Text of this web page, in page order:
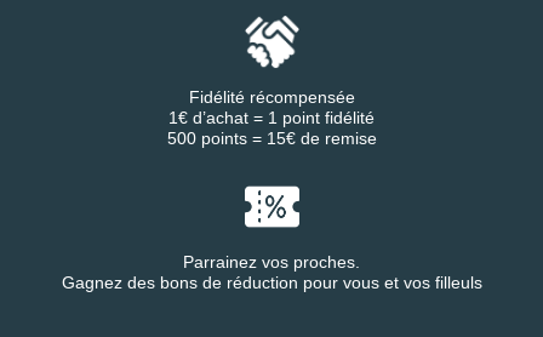
Fidélité récompensée
1€ d’achat = 1 point fidélité
500 points = 15€ de remise
Parrainez vos proches.
Gagnez des bons de réduction pour vous et vos filleuls